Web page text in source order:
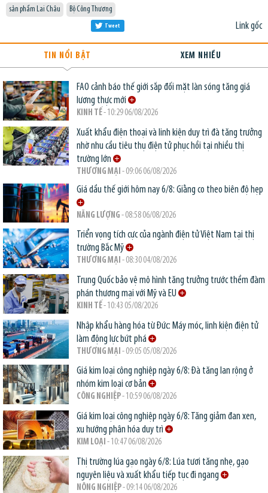
sản phẩm Lai Châu Bộ Công Thương
Link gốc
Tweet
TIN NỔI BẬT XEM NHIỀU
FAO cảnh báo thế giới sắp đối mặt làn sóng tăng giá
lương thực mới
KINH TẾ- 10:29 06/08/2026
Xuất khẩu điện thoại và linh kiện duy trì đà tăng trưởng
nhờ nhu cầu tiêu thụ điện tử phục hồi tại nhiều thị
trường lớn
THƯƠNG MẠI - 09:06 06/08/2026
Giá dầu thế giới hôm nay 6/8: Giằng co theo biên độ hẹp
NĂNG LƯỢNG - 08:58 06/08/2026
Triển vọng tích cực của ngành điện tử Việt Nam tại thị
trường Bắc Mỹ
THƯƠNG MẠI - 08:30 04/08/2026
Trung Quốc bảo vệ mô hình tăng trưởng trước thềm đàm
phán thương mại với Mỹ và EU
KINH TẾ- 10:43 05/08/2026
Nhập khẩu hàng hóa từ Đức: Máy móc, linh kiện điện tử
làm động lực bứt phá
THƯƠNG MẠI - 09:05 05/08/2026
Giá kim loại công nghiệp ngày 6/8: Đà tăng lan rộng ở
nhóm kim loại cơ bản
CÔNG NGHIỆP- 10:59 06/08/2026
Giá kim loại công nghiệp ngày 6/8: Tăng giảm đan xen,
xu hướng phân hóa duy trì
KIM LOẠI - 10:47 06/08/2026
Thị trường lúa gạo ngày 6/8: Lúa tươi tăng nhẹ, gạo
nguyên liệu và xuất khẩu tiếp tục đi ngang
NÔNG NGHIỆP- 09:14 06/08/2026